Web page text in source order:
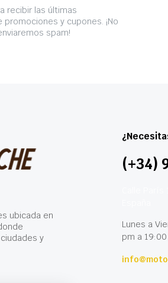
recibir las últimas
y cupones. ¡No
spam!
ubicada en
y
(+34)
Lunes a
pm a